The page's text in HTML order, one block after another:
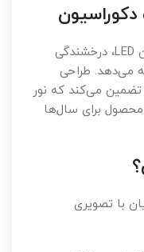
این تابلو با استفاده از تکنولوژی نئون LED، درخشندگی
می‌دهد. طراحی
تضمین می‌کند که نور
محصول برای سال‌ها
با تصویری